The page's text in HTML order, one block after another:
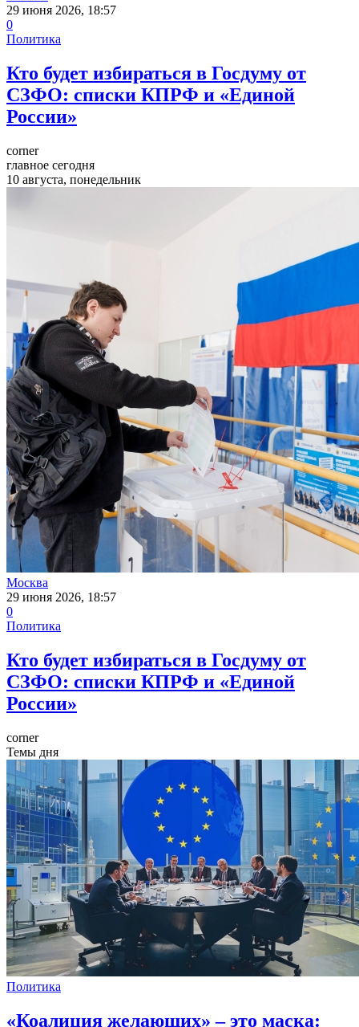
29 июня 2026, 18:57
0
Политика
Кто будет избираться в Госдуму от
СЗФО: списки КПРФ и «Единой
России»
corner
главное сегодня
10 августа, понедельник
Москва
29 июня 2026, 18:57
0
Политика
Кто будет избираться в Госдуму от
СЗФО: списки КПРФ и «Единой
России»
corner
Темы дня
Политика
«Коалиция желающих» – это маска: